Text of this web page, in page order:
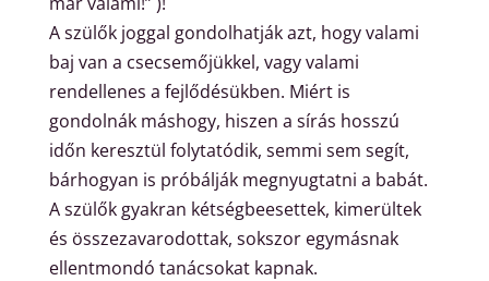
A szülők joggal gondolhatják azt, hogy valami
baj van a csecsemőjükkel, vagy valami
rendellenes a fejlődésükben. Miért is
gondolnák máshogy, hiszen a sírás hosszú
időn keresztül folytatódik, semmi sem segít,
bárhogyan is próbálják megnyugtatni a babát.
A szülők gyakran kétségbeesettek, kimerültek
és összezavarodottak, sokszor egymásnak
ellentmondó tanácsokat kapnak.